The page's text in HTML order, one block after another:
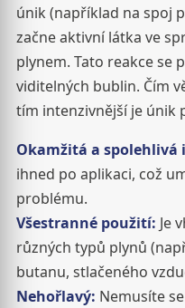
únik (například na spoj
začne aktivní látka ve
plynem. Tato reakce se
viditelných bublin. Čím
tím intenzivnější je únik
Okamžitá a spolehlivá
ihned po aplikaci, což
problému.
Všestranné použití: Je
různých typů plynů
butanu, stlačeného
Nehořlavý: Nemusíte